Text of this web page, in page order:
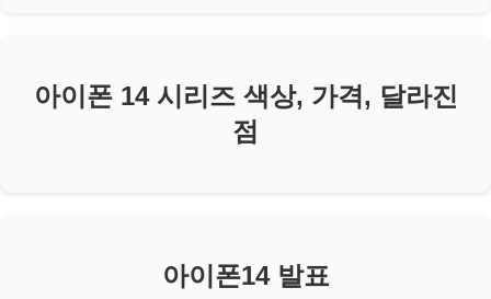
아이폰 14 시리즈 색상, 가격, 달라진
점
아이폰14 발표